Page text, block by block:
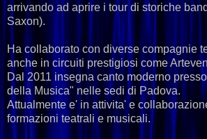
arrivando ad aprire i tour di storiche
Saxon).
Ha collaborato con diverse compagnie
anche in circuiti prestigiosi come
Dal 2011 insegna canto moderno
della Musica" nelle sedi di Padova.
Attualmente e' in attivita' e
formazioni teatrali e musicali.